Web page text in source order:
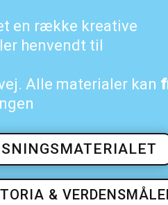
en række kreative
henvendt til
Alle materialer kan
&